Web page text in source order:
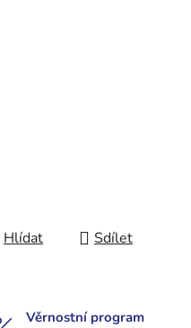
Hlídat Sdílet
Věrnostní program